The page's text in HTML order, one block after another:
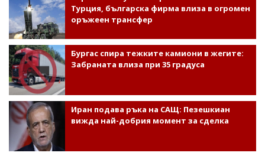
Турция, българска фирма влиза в огромен
оръжеен трансфер
Бургас спира тежките камиони в жегите:
Забраната влиза при 35 градуса
Иран подава ръка на САЩ: Пезешкиан
вижда най-добрия момент за сделка